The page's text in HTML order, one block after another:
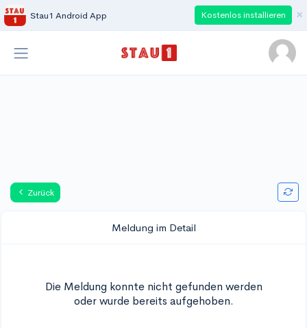
Stau1 Android App Kostenlos installieren ×
Zurück
Meldung im Detail
Die Meldung konnte nicht gefunden werden
oder wurde bereits aufgehoben.